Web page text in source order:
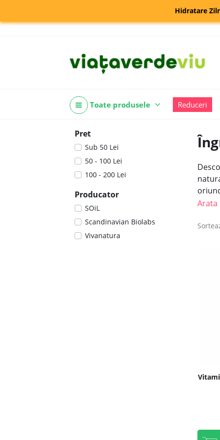
Hidratare
Toate produsele Reduceri
Pret
Sub 50 Lei
50 - 100 Lei
100 - 200 Lei
Producator
SOiL
Scandinavian Biolabs
Vivanatura
Arata